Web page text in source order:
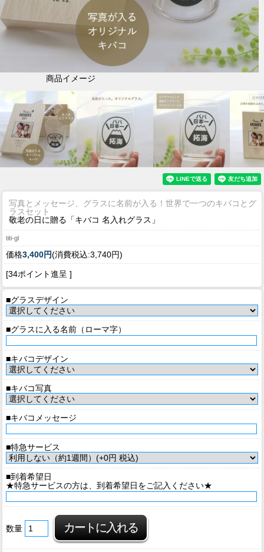
商品イメージ
写真とメッセージ、グラスに名前が入る！世界で一つのキバコとグ
ラスセット
敬老の日に贈る「キバコ 名入れグラス」
titi-gl
価格3,400円(消費税込:3,740円)
[34ポイント進呈 ]
■グラスデザイン
■グラスに入る名前（ローマ字）
■キバコデザイン
■キバコ写真
■キバコメッセージ
■特急サービス
■到着希望日
★特急サービスの方は、到着希望日をご記入ください★
数量